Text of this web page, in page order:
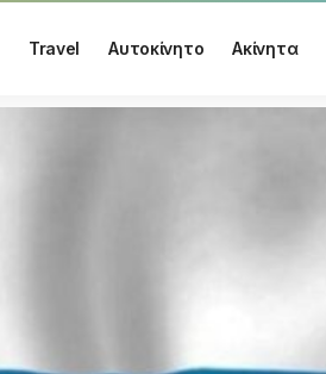
Travel Αυτοκίνητο Ακίνητα